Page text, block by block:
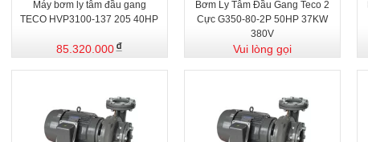
Máy bơm ly tâm đầu gang
TECO HVP3100-137 205 40HP
85.320.000
Bơm Ly Tâm Đầu Gang Teco 2
Cực G350-80-2P 50HP 37KW
380V
Vui lòng gọi